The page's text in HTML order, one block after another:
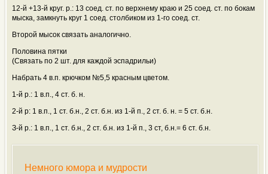
12-й +13-й круг. р.: 13 соед. ст. по верхнему краю и 25 соед. ст. по бокам
мыска, замкнуть круг 1 соед. столбиком из 1-го соед. ст.
Второй мысок связать аналогично.
Половина пятки
(Связать по 2 шт. для каждой эспадрильи)
Набрать 4 в.п. крючком №5,5 красным цветом.
1-й р.: 1 в.п., 4 ст. б. н.
2-й р: 1 в.п., 1 ст. б.н., 2 ст. б.н. из 1-й п., 2 ст. б. н. = 5 ст. б.н.
З-й р.: 1 в.п., 1 ст. б.н., 2 ст. б.н. из 1-й п., 3 ст, б.н.= 6 ст. б.н.
Немного юмора и мудрости